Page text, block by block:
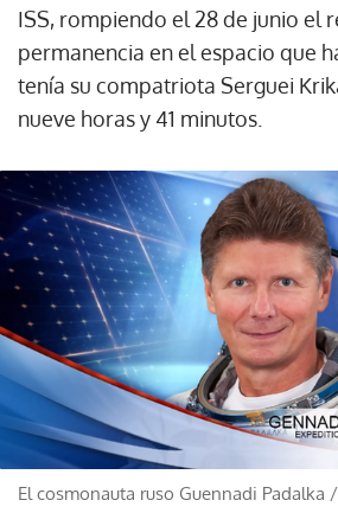
ISS, rompiendo el 28 de junio el
permanencia en el espacio que
tenía su compatriota Serguei
nueve horas y 41 minutos.
El cosmonauta ruso Guennadi Padalka /